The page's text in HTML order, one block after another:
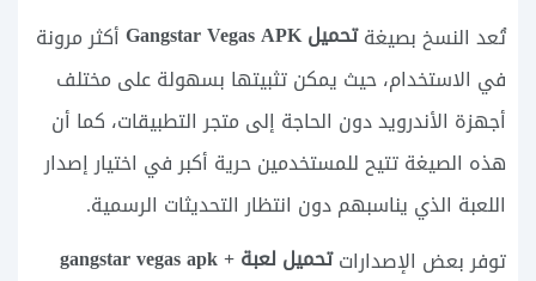
تُعد النسخ بصيغةتحميل Gangstar Vegas APK
أكثر مرونة
في الاستخدام، حيث يمكن تثبيتها بسهولة على مختلف
أجهزة الأندرويد دون الحاجة إلى متجر التطبيقات، كما أن
هذه الصيغة تتيح للمستخدمين حرية أكبر في اختيار إصدار
اللعبة الذي يناسبهم دون انتظار التحديثات الرسمية.
توفر بعض الإصدارات
تحميل لعبة gangstar vegas apk +